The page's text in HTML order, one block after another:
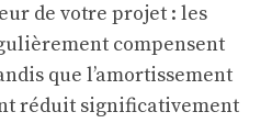
de votre projet : les
compensent
que l’amortissement
réduit significativement